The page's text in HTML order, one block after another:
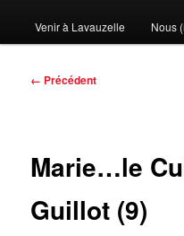
Venir à Lavauzelle Nous
Navigation
← Précédent
Marie…le
Guillot (9)